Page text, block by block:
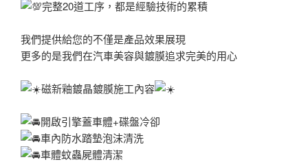
完整20道工序，都是經驗技術的累積
我們提供給您的不僅是產品效果展現
更多的是我們在汽車美容與鍍膜追求完美的用心
磁新釉鍍晶鍍膜施工內容
開啟引擎蓋車體+碟盤冷卻
車內防水踏墊泡沫清洗
車體蚊蟲屍體清潔